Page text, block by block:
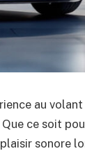
au volant
ce soit
sonore